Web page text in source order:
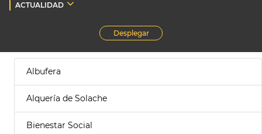
ACTUALIDAD
Desplegar
Albufera
Alquería de Solache
Bienestar Social